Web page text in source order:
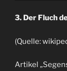
3. Der Fluch
(Quelle:
Artikel